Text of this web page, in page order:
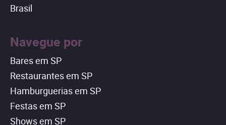
Brasil
Navegue por
Bares em SP
Restaurantes em SP
Hamburguerias em SP
Festas em SP
Shows em SP